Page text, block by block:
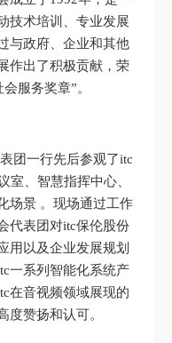
技术培训、专业发展
与政府、企业和其他
作出了积极贡献，荣
服务奖章”。
团一行先后参观了itc
室、智慧指挥中心、
场景 。现场通过工作
代表团对itc保伦股份
用以及企业发展规划
一系列智能化系统产
在音视频领域展现的
度赞扬和认可。